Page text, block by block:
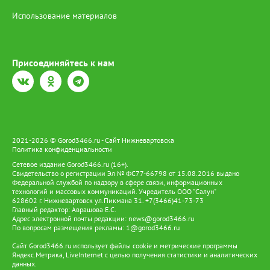
Использование материалов
Присоединяйтесь к нам
2021-2026 © Gorod3466.ru - Сайт Нижневартовска
Политика конфиденциальности
Сетевое издание Gorod3466.ru (16+).
Свидетельство о регистрации Эл № ФС77-66798 от 15.08.2016 выдано
Федеральной службой по надзору в сфере связи, информационных
технологий и массовых коммуникаций. Учредитель ООО "Салун"
628602 г. Нижневартовск ул.Пикмана 31. +7(3466)41-73-73
Главный редактор: Аврашова Е.С.
Адрес электронной почты редакции: news@gorod3466.ru
По вопросам размещения рекламы: 1@gorod3466.ru
Сайт Gorod3466.ru использует файлы cookie и метрические программы
Яндекс.Метрика, LiveInternet с целью получения статистики и аналитических
данных.